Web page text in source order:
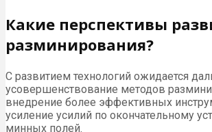
Какие перспективы
разминирования?
С развитием технологий ожидается
усовершенствование методов
внедрение более эффективных
усиление усилий по окончательному
минных полей.